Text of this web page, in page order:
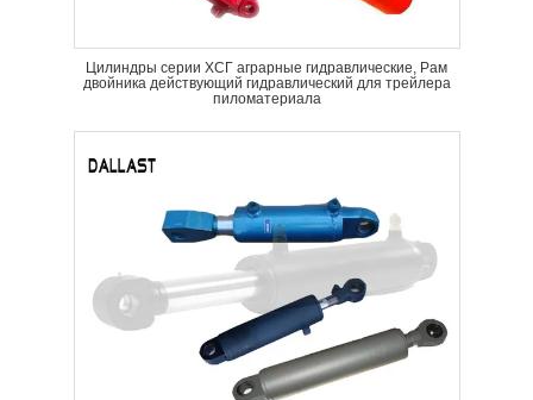
Цилиндры серии ХСГ аграрные гидравлические, Рам
двойника действующий гидравлический для трейлера
пиломатериала